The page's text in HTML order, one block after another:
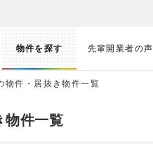
物件を探す 先輩開業者の声
件・居抜き物件一覧
件一覧